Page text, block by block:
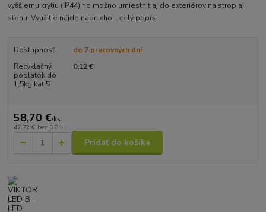
vyššiemu krytiu (IP44) ho možno umiestniť aj do exteriérov na strop aj
stenu. Využitie nájde napr: cho... celý popis
Dostupnosť
do 7 pracovných dní
Recyklačný
poplatok do
1,5kg kat.5
0,12 €
58,70 €/ks
47,72 € bez DPH
Pridať do košíka